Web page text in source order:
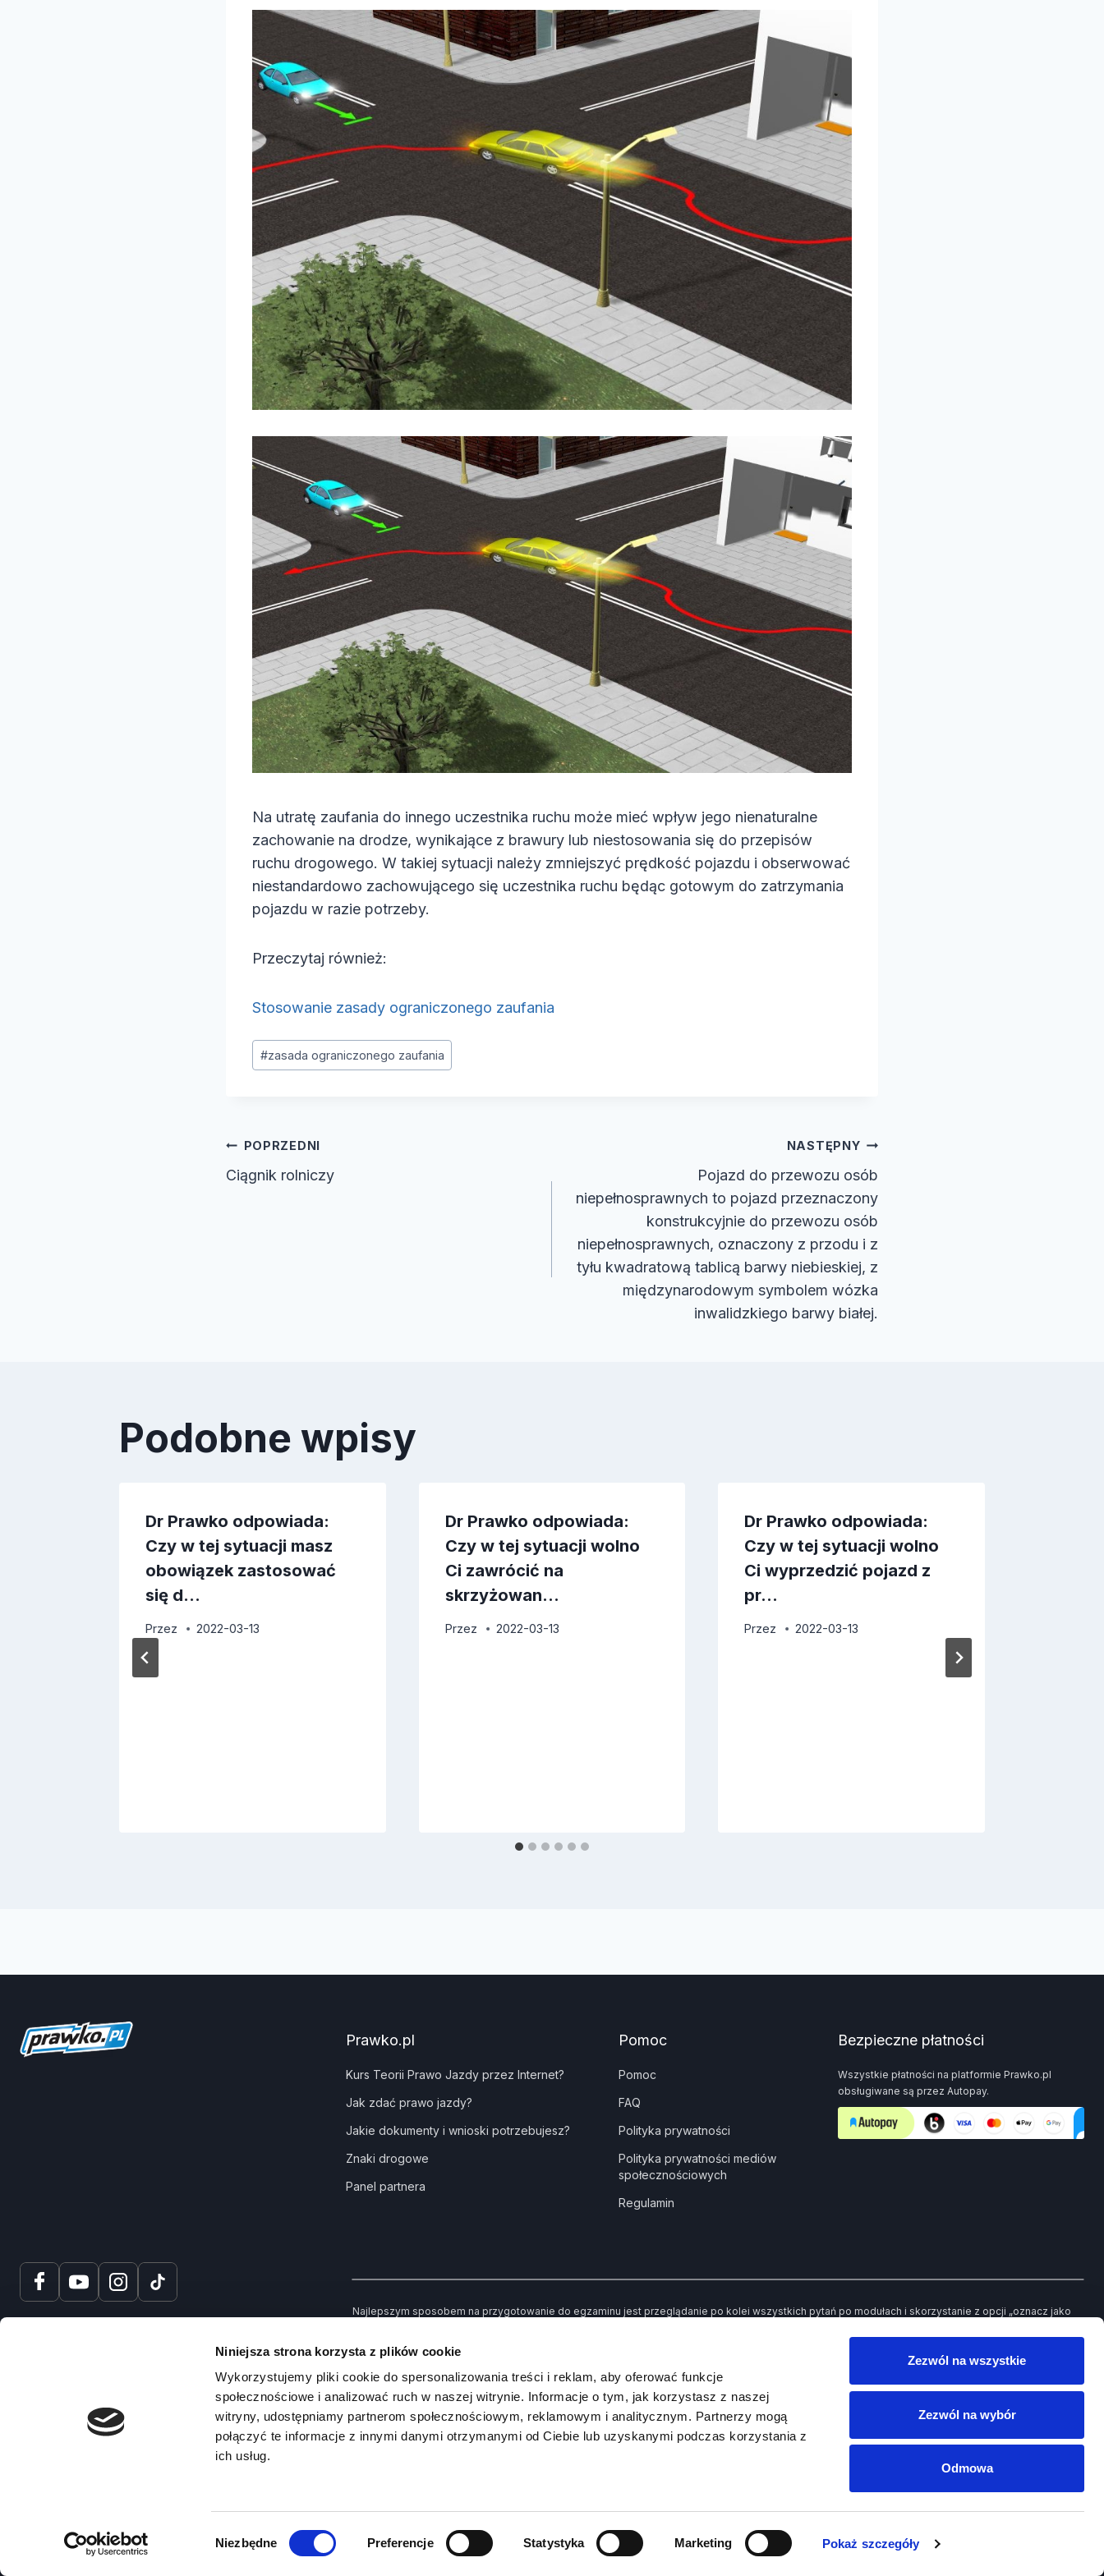
Niniejsza strona korzysta z plików cookie
Wykorzystujemy pliki cookie do spersonalizowania treści i reklam, aby oferować funkcje
społecznościowe i analizować ruch w naszej witrynie. Informacje o tym, jak korzystasz z naszej
witryny, udostępniamy partnerom społecznościowym, reklamowym i analitycznym. Partnerzy mogą
połączyć te informacje z innymi danymi otrzymanymi od Ciebie lub uzyskanymi podczas korzystania z
ich usług.
Niezbędne Preferencje Statystyka Marketing Pokaż szczegóły
Zezwól na wszystkie
Zezwól na wybór
Odmowa
Na utratę zaufania do innego uczestnika ruchu może mieć wpływ jego nienaturalne
zachowanie na drodze, wynikające z brawury lub niestosowania się do przepisów
ruchu drogowego. W takiej sytuacji należy zmniejszyć prędkość pojazdu i obserwować
niestandardowo zachowującego się uczestnika ruchu będąc gotowym do zatrzymania
pojazdu w razie potrzeby.
Przeczytaj również:
Stosowanie zasady ograniczonego zaufania
Tagi
wpisu:
#zasada ograniczonego zaufania
Nawigacja
POPRZEDNI
Ciągnik rolniczy
NASTĘPNY
Pojazd do przewozu osób
niepełnosprawnych to pojazd przeznaczony
konstrukcyjnie do przewozu osób
niepełnosprawnych, oznaczony z przodu i z
tyłu kwadratową tablicą barwy niebieskiej, z
międzynarodowym symbolem wózka
inwalidzkiego barwy białej.
Podobne wpisy
Dr Prawko odpowiada:
Czy w tej sytuacji masz
obowiązek zastosować
się d…
Przez 2022-03-13
Dr Prawko odpowiada:
Czy w tej sytuacji wolno
Ci zawrócić na
skrzyżowan…
Przez 2022-03-13
Dr Prawko odpowiada:
Czy w tej sytuacji wolno
Ci wyprzedzić pojazd z
pr…
Przez 2022-03-13
Prawko.pl
Kurs Teorii Prawo Jazdy przez Internet?
Jak zdać prawo jazdy?
Jakie dokumenty i wnioski potrzebujesz?
Znaki drogowe
Panel partnera
Pomoc
Pomoc
FAQ
Polityka prywatności
Polityka prywatności mediów
społecznościowych
Regulamin
Bezpieczne płatności
Wszystkie płatności na platformie Prawko.pl
obsługiwane są przez Autopay.
Najlepszym sposobem na przygotowanie do egzaminu jest przeglądanie po kolei wszystkich pytań po modułach i skorzystanie z opcji „oznacz jako